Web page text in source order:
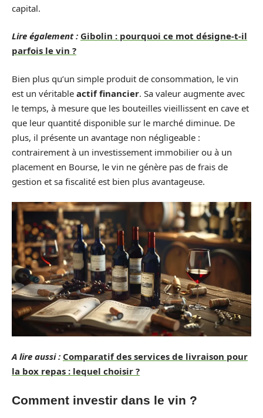
capital.
Lire également : Gibolin : pourquoi ce mot désigne-t-il
parfois le vin ?
Bien plus qu’un simple produit de consommation, le vin
est un véritable actif financier. Sa valeur augmente avec
le temps, à mesure que les bouteilles vieillissent en cave et
que leur quantité disponible sur le marché diminue. De
plus, il présente un avantage non négligeable :
contrairement à un investissement immobilier ou à un
placement en Bourse, le vin ne génère pas de frais de
gestion et sa fiscalité est bien plus avantageuse.
A lire aussi : Comparatif des services de livraison pour
la box repas : lequel choisir ?
Comment investir dans le vin ?